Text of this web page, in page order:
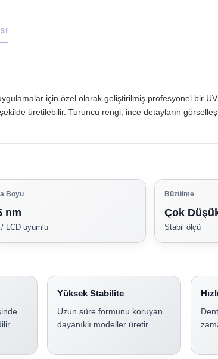
için özel olarak geliştirilmiş profesyonel bir
üretilebilir. Turuncu rengi, ince detayların
Boyu
nm
LCD uyumlu
Büzülme
Çok
Stabil ölçü
Yüksek Stabilite
Uzun süre formunu koruyan
dayanıklı modeller üretir.